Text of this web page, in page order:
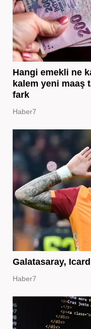
Hangi emekli ne
kalem yeni maaş
fark
Haber7
Galatasaray,
Haber7